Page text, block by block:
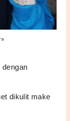
dengan
dikulit make